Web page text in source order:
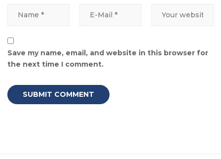
Save my name, email, and website in this browser for
the next time I comment.